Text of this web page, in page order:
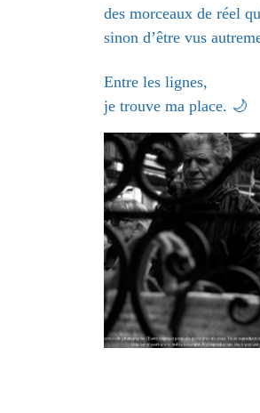
des morceaux de réel
sinon d’être vus
Entre les lignes,
je trouve ma place. 🌙